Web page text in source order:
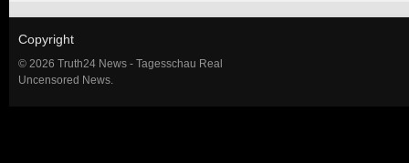
Copyright
© 2026 Truth24 News - Tagesschau Real
Uncensored News.